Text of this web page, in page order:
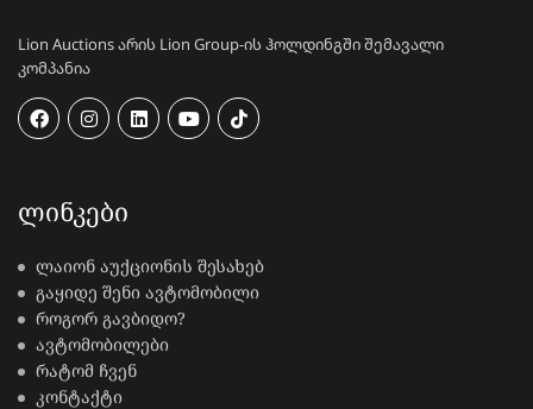
Lion Auctions არის Lion Group-ის ჰოლდინგში შემავალი
კომპანია
ᲚᲘᲜᲙᲔᲑᲘ
ლაიონ აუქციონის შესახებ
გაყიდე შენი ავტომობილი
როგორ გავბიდო?
ავტომობილები
რატომ ჩვენ
კონტაქტი